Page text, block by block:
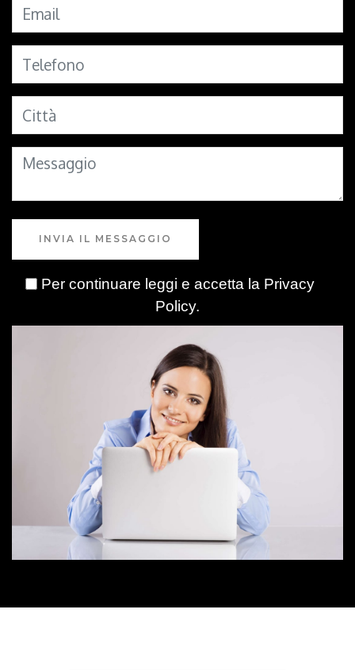
INVIA IL MESSAGGIO
Per continuare leggi e accetta la Privacy
Policy.